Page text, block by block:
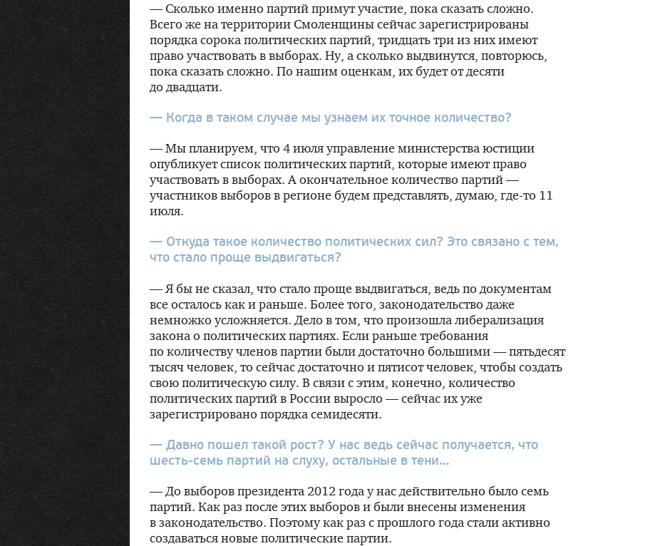
— Сколько именно партий примут участие, пока сказать сложно.
Всего же на территории Смоленщины сейчас зарегистрированы
порядка сорока политических партий, тридцать три из них имеют
право участвовать в выборах. Ну, а сколько выдвинутся, повторюсь,
пока сказать сложно. По нашим оценкам, их будет от десяти
до двадцати.
— Когда в таком случае мы узнаем их точное количество?
— Мы планируем, что 4 июля управление министерства юстиции
опубликует список политических партий, которые имеют право
участвовать в выборах. А окончательное количество партий —
участников выборов в регионе будем представлять, думаю, где-то 11
июля.
— Откуда такое количество политических сил? Это связано с тем,
что стало проще выдвигаться?
— Я бы не сказал, что стало проще выдвигаться, ведь по документам
все осталось как и раньше. Более того, законодательство даже
немножко усложняется. Дело в том, что произошла либерализация
закона о политических партиях. Если раньше требования
по количеству членов партии были достаточно большими — пятьдесят
тысяч человек, то сейчас достаточно и пятисот человек, чтобы создать
свою политическую силу. В связи с этим, конечно, количество
политических партий в России выросло — сейчас их уже
зарегистрировано порядка семидесяти.
— Давно пошел такой рост? У нас ведь сейчас получается, что
шесть-семь партий на слуху, остальные в тени…
— До выборов президента 2012 года у нас действительно было семь
партий. Как раз после этих выборов и были внесены изменения
в законодательство. Поэтому как раз с прошлого года стали активно
создаваться новые политические партии.